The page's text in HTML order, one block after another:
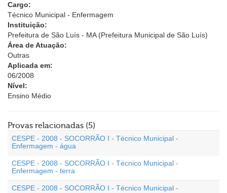
Cargo:
Técnico Municipal - Enfermagem
Instituição:
Prefeitura de São Luís - MA (Prefeitura Municipal de São Luís)
Área de Atuação:
Outras
Aplicada em:
06/2008
Nível:
Ensino Médio
Provas relacionadas (5)
CESPE - 2008 - SOCORRÃO I - Técnico Municipal -
Enfermagem - água
CESPE - 2008 - SOCORRÃO I - Técnico Municipal -
Enfermagem - terra
CESPE - 2008 - SOCORRÃO I - Técnico Municipal -